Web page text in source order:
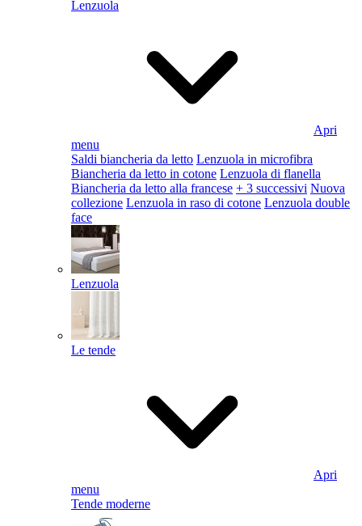
Lenzuola
Apri
menu
Saldi biancheria da letto Lenzuola in microfibra
Biancheria da letto in cotone Lenzuola di flanella
Biancheria da letto alla francese + 3 successivi Nuova
collezione Lenzuola in raso di cotone Lenzuola double
face
Lenzuola
Le tende
Apri
menu
Tende moderne